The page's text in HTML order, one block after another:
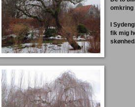
omkring
I
fik mig